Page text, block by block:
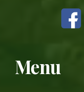
Menu